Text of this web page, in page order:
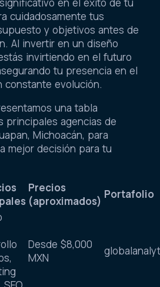
cuidadosamente tus
y objetivos antes de
Al invertir en un diseño
invirtiendo en el futuro
tu presencia en el
constante evolución.
una tabla
principales agencias de
Michoacán, para
mejor decisión para tu
Precios
(aproximados)
Portafolio
Desde $8,000
MXN